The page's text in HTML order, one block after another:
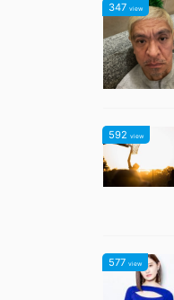
347 view
592 view
577 view